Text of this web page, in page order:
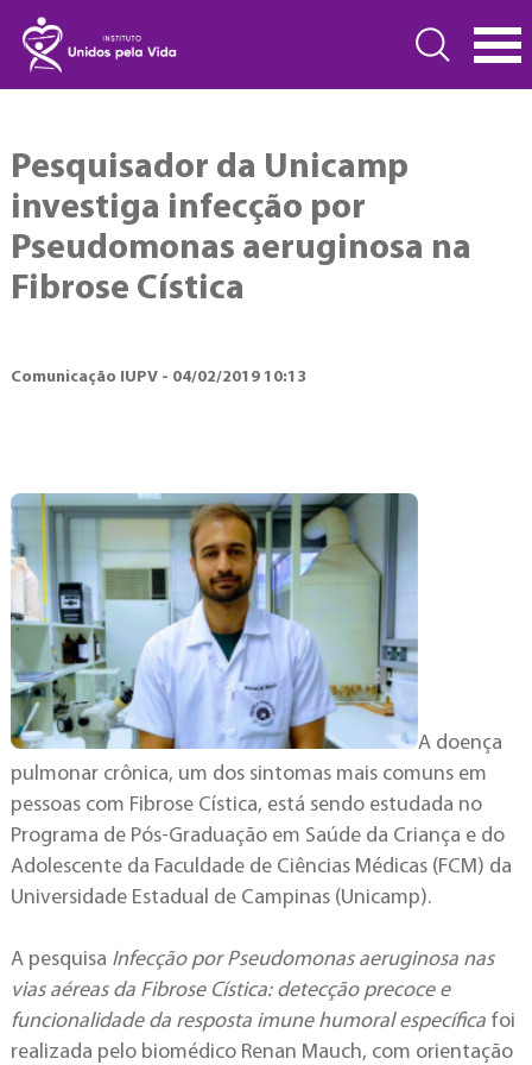
Pesquisador da Unicamp
investiga infecção por
Pseudomonas aeruginosa na
Fibrose Cística
Comunicação IUPV - 04/02/2019 10:13
A doença
pulmonar crônica, um dos sintomas mais comuns em
pessoas com Fibrose Cística, está sendo estudada no
Programa de Pós-Graduação em Saúde da Criança e do
Adolescente da Faculdade de Ciências Médicas (FCM) da
Universidade Estadual de Campinas (Unicamp).
A pesquisa Infecção por Pseudomonas aeruginosa nas
vias aéreas da Fibrose Cística: detecção precoce e
funcionalidade da resposta imune humoral específica foi
realizada pelo biomédico Renan Mauch, com orientação